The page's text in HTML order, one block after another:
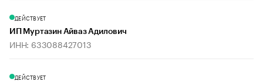
ДЕЙСТВУЕТ
ИП Муртазин Айваз Адилович
ИНН: 633088427013
ДЕЙСТВУЕТ